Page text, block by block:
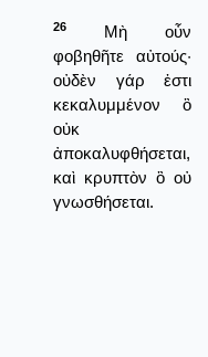
26
Μὴ οὖν
φοβηθῆτε αὐτούς·
οὐδὲν γάρ ἐστι
κεκαλυμμένον ὃ
οὐκ
ἀποκαλυφθήσεται,
καὶ κρυπτὸν ὃ οὐ
γνωσθήσεται.